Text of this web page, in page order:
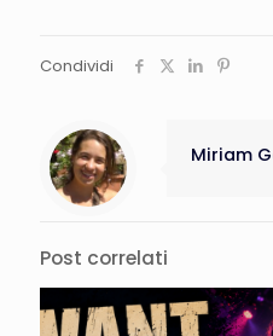
Condividi
Miriam
Post correlati